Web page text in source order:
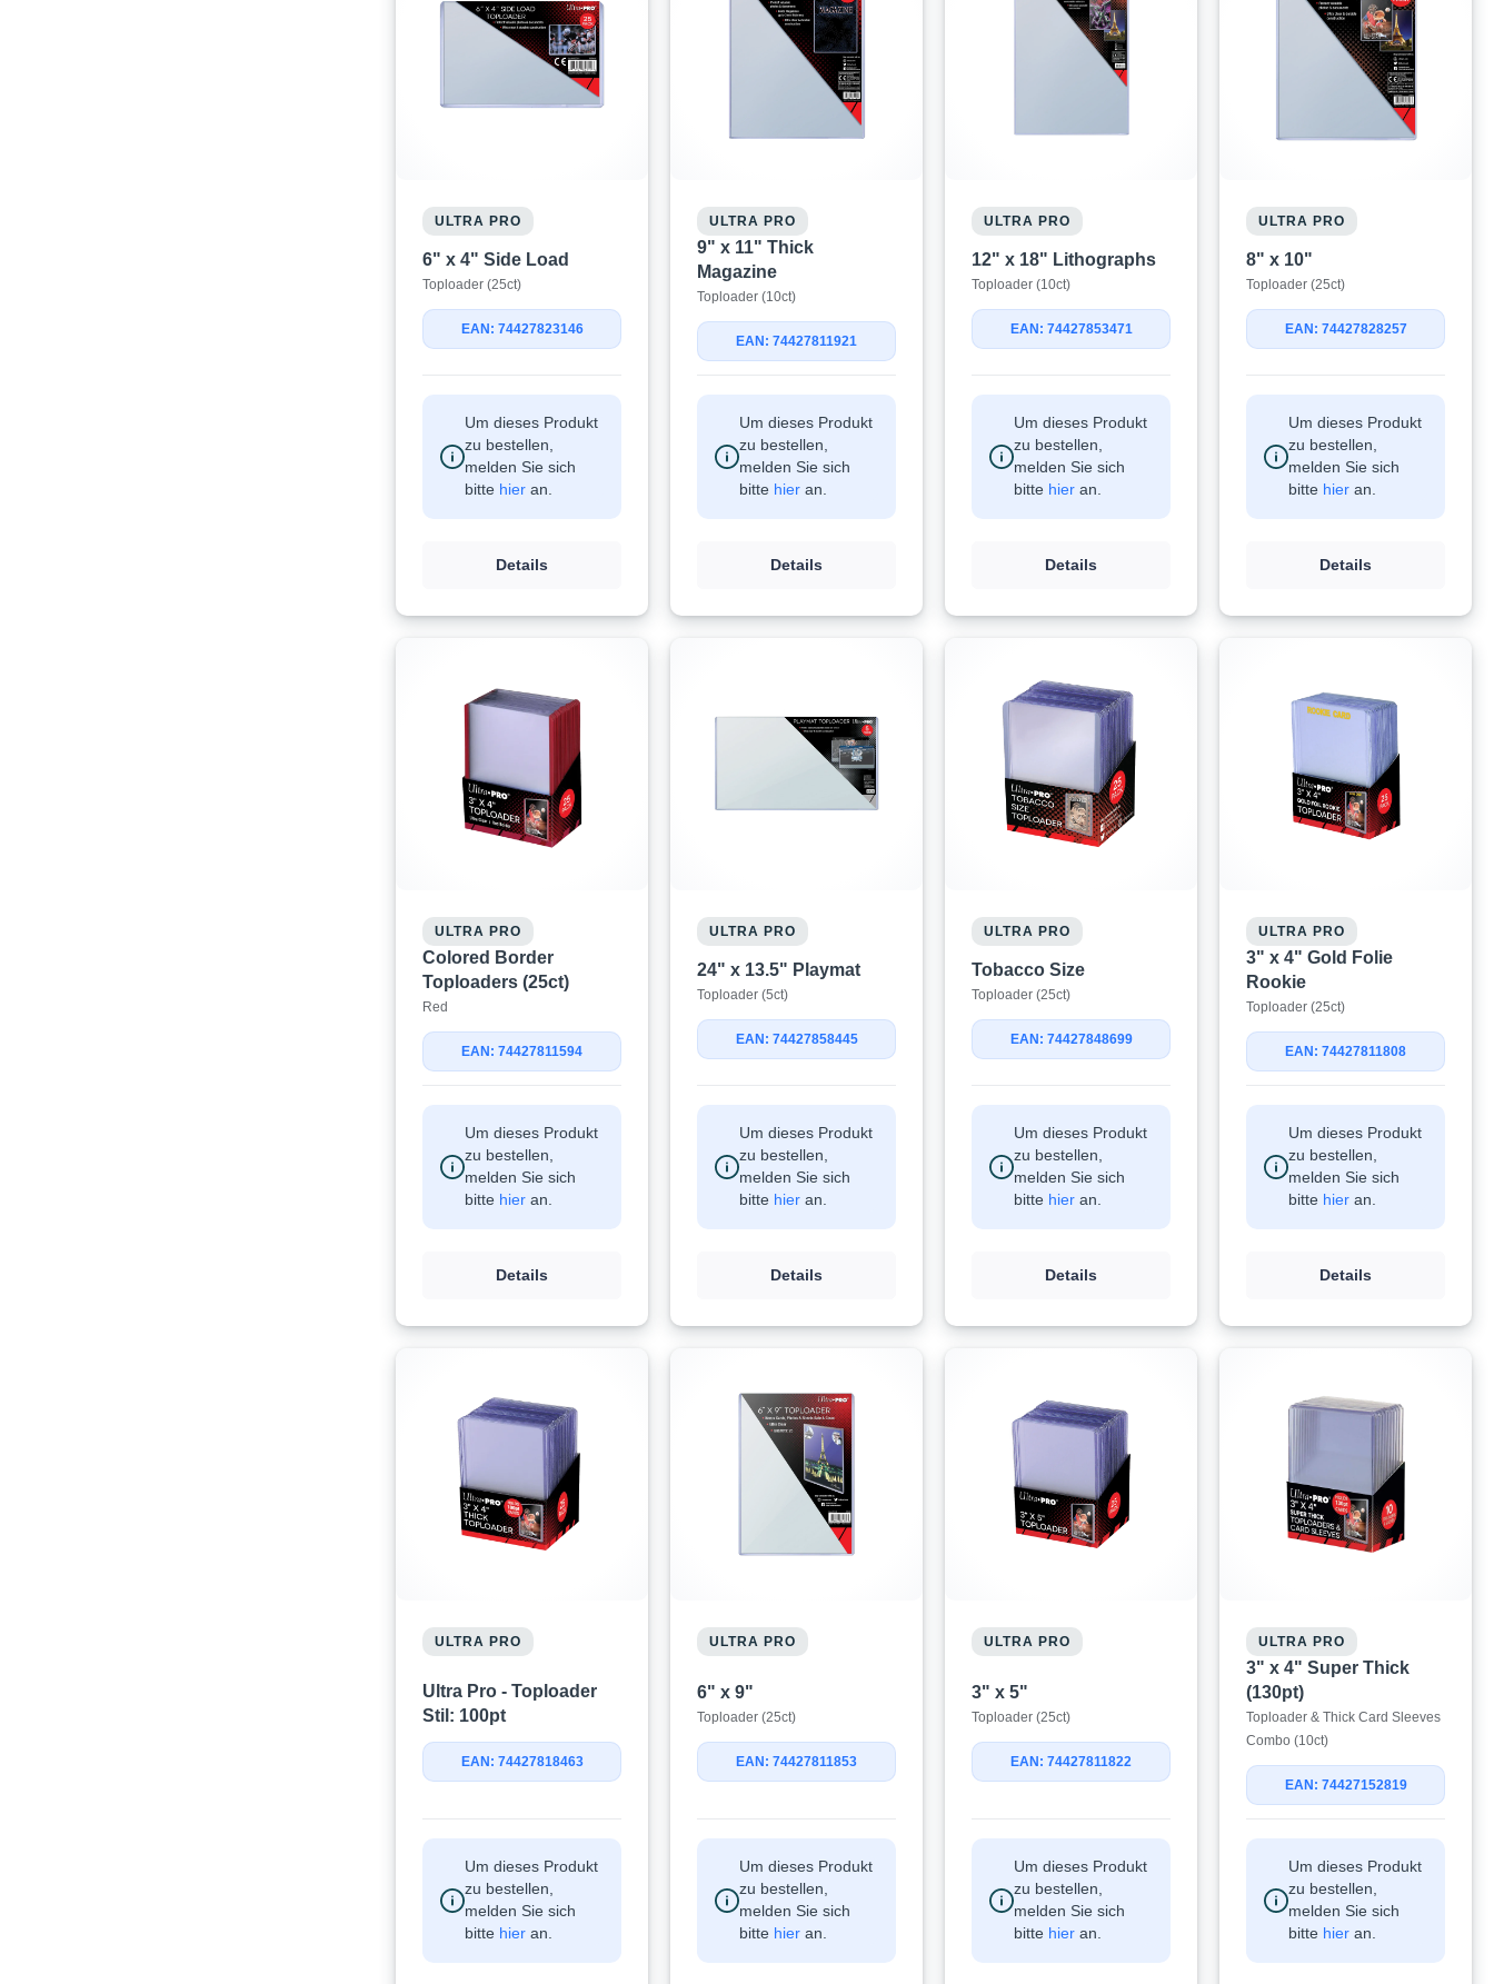
ULTRA PRO
6" x 4" Side Load
Toploader (25ct)
EAN: 74427823146
Um dieses Produkt
zu bestellen,
melden Sie sich
bitte hier an.
Details
ULTRA PRO
9" x 11" Thick
Magazine
Toploader (10ct)
EAN: 74427811921
Um dieses Produkt
zu bestellen,
melden Sie sich
bitte hier an.
Details
ULTRA PRO
12" x 18" Lithographs
Toploader (10ct)
EAN: 74427853471
Um dieses Produkt
zu bestellen,
melden Sie sich
bitte hier an.
Details
ULTRA PRO
8" x 10"
Toploader (25ct)
EAN: 74427828257
Um dieses Produkt
zu bestellen,
melden Sie sich
bitte hier an.
Details
ULTRA PRO
Colored Border
Toploaders (25ct)
Red
EAN: 74427811594
Um dieses Produkt
zu bestellen,
melden Sie sich
bitte hier an.
Details
ULTRA PRO
24" x 13.5" Playmat
Toploader (5ct)
EAN: 74427858445
Um dieses Produkt
zu bestellen,
melden Sie sich
bitte hier an.
Details
ULTRA PRO
Tobacco Size
Toploader (25ct)
EAN: 74427848699
Um dieses Produkt
zu bestellen,
melden Sie sich
bitte hier an.
Details
ULTRA PRO
3" x 4" Gold Folie
Rookie
Toploader (25ct)
EAN: 74427811808
Um dieses Produkt
zu bestellen,
melden Sie sich
bitte hier an.
Details
ULTRA PRO
Ultra Pro - Toploader
Stil: 100pt
EAN: 74427818463
Um dieses Produkt
zu bestellen,
melden Sie sich
bitte hier an.
ULTRA PRO
6" x 9"
Toploader (25ct)
EAN: 74427811853
Um dieses Produkt
zu bestellen,
melden Sie sich
bitte hier an.
ULTRA PRO
3" x 5"
Toploader (25ct)
EAN: 74427811822
Um dieses Produkt
zu bestellen,
melden Sie sich
bitte hier an.
ULTRA PRO
3" x 4" Super Thick
(130pt)
Toploader & Thick Card Sleeves
Combo (10ct)
EAN: 74427152819
Um dieses Produkt
zu bestellen,
melden Sie sich
bitte hier an.